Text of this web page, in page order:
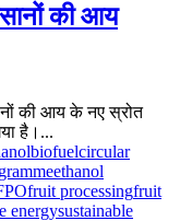
की आय
की आय के नए स्रोत
है।...
biofuelcircular
ethanol
fruit processingfruit
energysustainable